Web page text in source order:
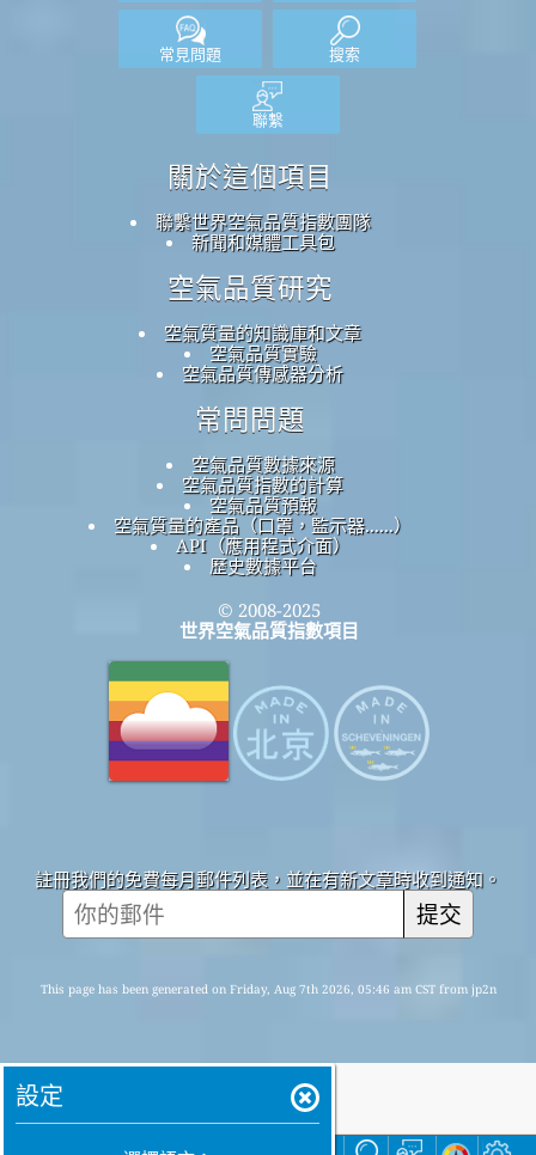
常見問題 搜索
聯繫
關於這個項目
聯繫世界空氣品質指數團隊
新聞和媒體工具包
空氣品質研究
空氣質量的知識庫和文章
空氣品質實驗
空氣品質傳感器分析
常問問題
空氣品質數據來源
空氣品質指數的計算
空氣品質預報
空氣質量的產品（口罩，監示器......）
API（應用程式介面）
歷史數據平台
© 2008-2025
世界空氣品質指數項目
註冊我們的免費每月郵件列表，並在有新文章時收到通知。
提交
This page has been generated on Friday, Aug 7th 2026, 05:46 am CST from jp2n
設定